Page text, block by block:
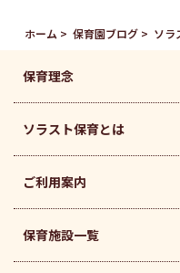
ホーム 保育園ブログ ソラ
保育理念
ソラスト保育とは
ご利用案内
保育施設一覧